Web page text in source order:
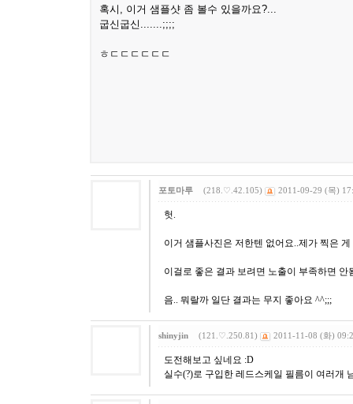
혹시, 이거 샘플샷 좀 볼수 있을까요?...
굽신굽신.......;;;;
ㅎㄷㄷㄷㄷㄷㄷ
포토마루 (218.♡.42.105) 2011-09-29 (목)
헛.
이거 샘플사진은 저한텐 없어요..제가 찍은
이걸로 좋은 결과 보려면 노출이 부족하면 안
음.. 뭐랄까 일단 결과는 무지 좋아요 ^^;;;
shinyjin (121.♡.250.81) 2011-11-08 (화)
도전해보고 싶네요 :D
실수(?)로 구입한 레드스케일 필름이 여러개